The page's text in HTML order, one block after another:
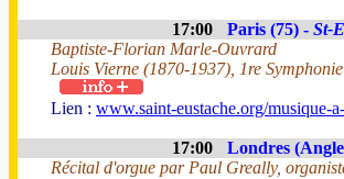
17:00 Paris (75) - St-
Baptiste-Florian Marle-Ouvrard
Louis Vierne (1870-1937), 1re Symphonie
Lien : www.saint-eustache.org/musique-
17:00 Londres
Récital d'orgue par Paul Greally,